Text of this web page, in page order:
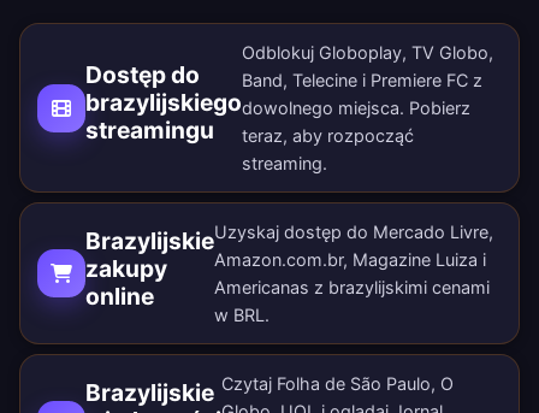
Dostęp do
brazylijskiego
streamingu
Odblokuj Globoplay, TV Globo,
Band, Telecine i Premiere FC z
dowolnego miejsca. Pobierz
teraz, aby rozpocząć
streaming.
Brazylijskie
zakupy
online
Uzyskaj dostęp do Mercado Livre,
Amazon.com.br, Magazine Luiza i
Americanas z brazylijskimi cenami
w BRL.
Brazylijskie Czytaj Folha de São Paulo, O